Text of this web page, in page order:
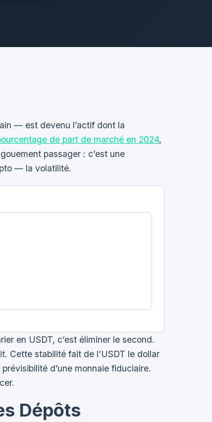
— est devenu l’actif dont la
de part de marché en 2024,
passager : c’est une
— la volatilité.
en USDT, c’est éliminer le second.
Cette stabilité fait de l’USDT le dollar
d’une monnaie fiduciaire.
Dépôts